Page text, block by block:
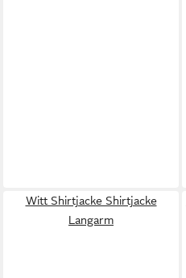
Witt Shirtjacke Shirtjacke
Langarm